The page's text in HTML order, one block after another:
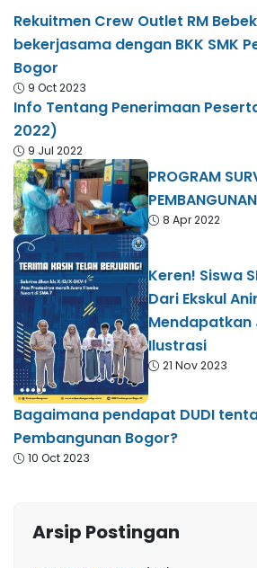
Rekuitmen Crew Outlet RM
bekerjasama dengan BKK SMK
Bogor
9 Oct 2023
Info Tentang Penerimaan
2022)
9 Jul 2022
PROGRAM
PEMBANGUNAN
8 Apr 2022
Keren! Siswa
Dari Ekskul
Mendapatkan
Ilustrasi
21 Nov 2023
Bagaimana pendapat DUDI
Pembangunan Bogor?
10 Oct 2023
Arsip Postingan